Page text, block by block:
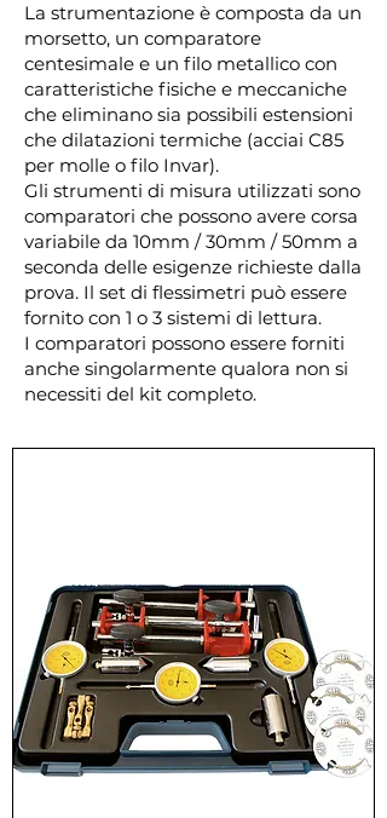
La strumentazione è composta da un
morsetto, un comparatore
centesimale e un filo metallico con
caratteristiche fisiche e meccaniche
che eliminano sia possibili estensioni
che dilatazioni termiche (acciai C85
per molle o filo Invar).
Gli strumenti di misura utilizzati sono
comparatori che possono avere corsa
variabile da 10mm / 30mm / 50mm a
seconda delle esigenze richieste dalla
prova. Il set di flessimetri può essere
fornito con 1 o 3 sistemi di lettura.
I comparatori possono essere forniti
anche singolarmente qualora non si
necessiti del kit completo.